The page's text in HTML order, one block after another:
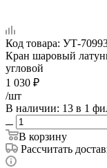
Код товара: УТ-
Кран шаровый
угловой
1 030 ₽
/шт
В наличии: 13 в 1
В корзину
Рассчитать